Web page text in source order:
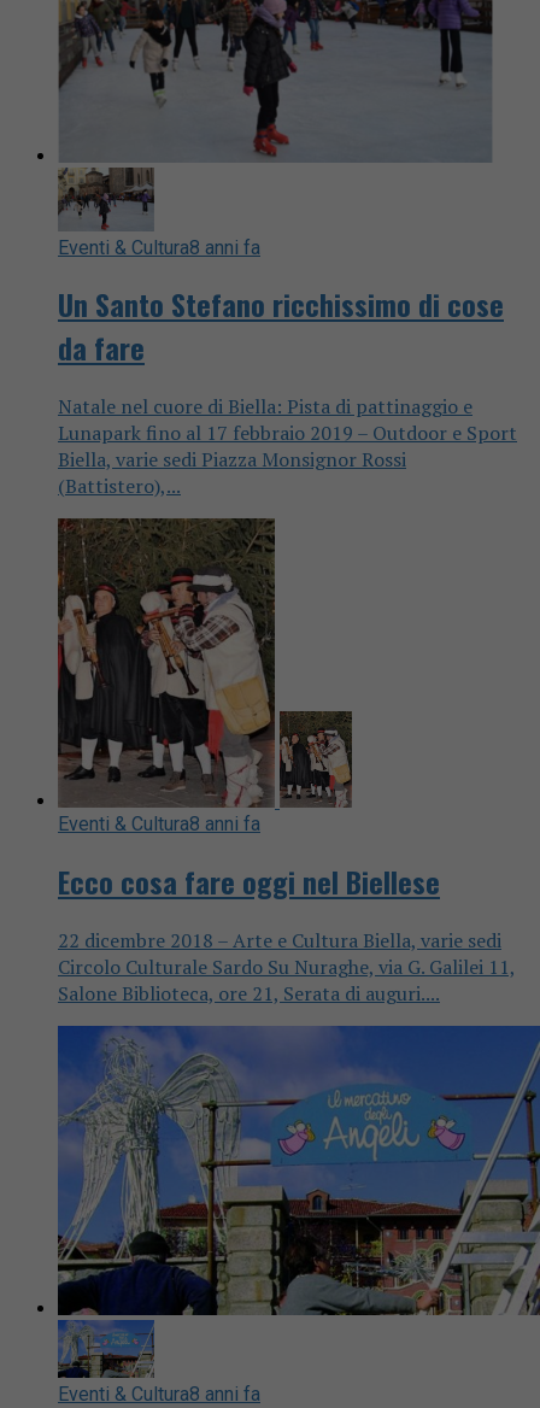
Eventi & Cultura8 anni fa
Un Santo Stefano ricchissimo di cose
da fare
Natale nel cuore di Biella: Pista di pattinaggio e
Lunapark fino al 17 febbraio 2019 – Outdoor e Sport
Biella, varie sedi Piazza Monsignor Rossi
(Battistero),...
Eventi & Cultura8 anni fa
Ecco cosa fare oggi nel Biellese
22 dicembre 2018 – Arte e Cultura Biella, varie sedi
Circolo Culturale Sardo Su Nuraghe, via G. Galilei 11,
Salone Biblioteca, ore 21, Serata di auguri....
Eventi & Cultura8 anni fa